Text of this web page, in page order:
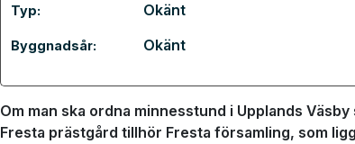
Typ: Okänt
Byggnadsår: Okänt
Om man ska ordna minnesstund i Upplands
Fresta prästgård tillhör Fresta församling, som